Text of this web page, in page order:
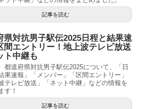
記事を読む
県対抗男子駅伝2025日程と結果速
間エントリー！地上波テレビ放送
ト中継も
都道府県対抗男子駅伝2025について、「日
果速報」「メンバー」「区間エントリー」
テレビ放送」「ネット中継」などの情報を
す！
記事を読む